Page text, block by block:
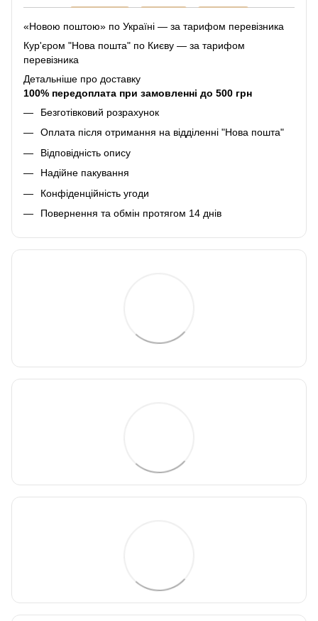
«Новою поштою» по Україні — за тарифом перевізника
Кур'єром "Нова пошта" по Києву — за тарифом
перевізника
Детальніше про доставку
100% передоплата при замовленні до 500 грн
Безготівковий розрахунок
Оплата після отримання на відділенні "Нова пошта"
Відповідність опису
Надійне пакування
Конфіденційність угоди
Повернення та обмін протягом 14 днів